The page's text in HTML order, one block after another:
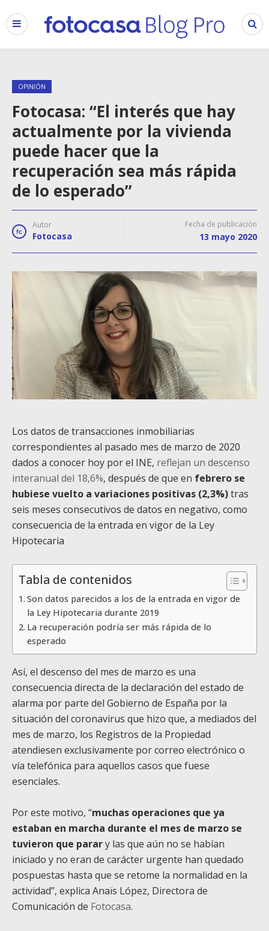
OPINIÓN
Fotocasa: “El interés que hay
actualmente por la vivienda
puede hacer que la
recuperación sea más rápida
de lo esperado”
Autor
Fotocasa
Fecha de publicación
13 mayo 2020
Los datos de transacciones inmobiliarias
correspondientes al pasado mes de marzo de 2020
dados a conocer hoy por el INE, reflejan un descenso
interanual del 18,6%, después de que en febrero se
hubiese vuelto a variaciones positivas (2,3%)tras
seis meses consecutivos de datos en negativo, como
consecuencia de la entrada en vigor de la Ley
Hipotecaria
Tabla de contenidos
Son datos parecidos a los de la entrada en vigor de
la Ley Hipotecaria durante 2019
La recuperación podría ser más rápida de lo
esperado
Así, el descenso del mes de marzo es una
consecuencia directa de la declaración del estado de
alarma por parte del Gobierno de España por la
situación del coronavirus que hizo que, a mediados del
mes de marzo, los Registros de la Propiedad
atendiesen exclusivamente por correo electrónico o
vía telefónica para aquellos casos que fuese
esenciales.
Por este motivo, “muchas operaciones que ya
estaban en marcha durante el mes de marzo se
tuvieron que parary las que aún no se habían
iniciado y no eran de carácter urgente han quedado
pospuestas hasta que se retome la normalidad en la
actividad”, explica Anaïs López, Directora de
Comunicación de Fotocasa.